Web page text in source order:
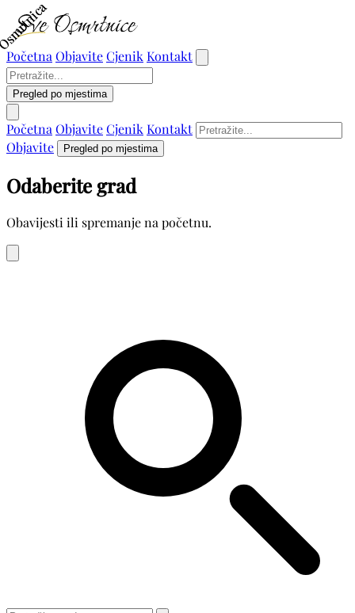
Početna ObjaviteCjenik Kontakt
Pregled po mjestima
Početna ObjaviteCjenik Kontakt
Objavite
Pregled po mjestima
Odaberite grad
Obavijesti ili spremanje na početnu.